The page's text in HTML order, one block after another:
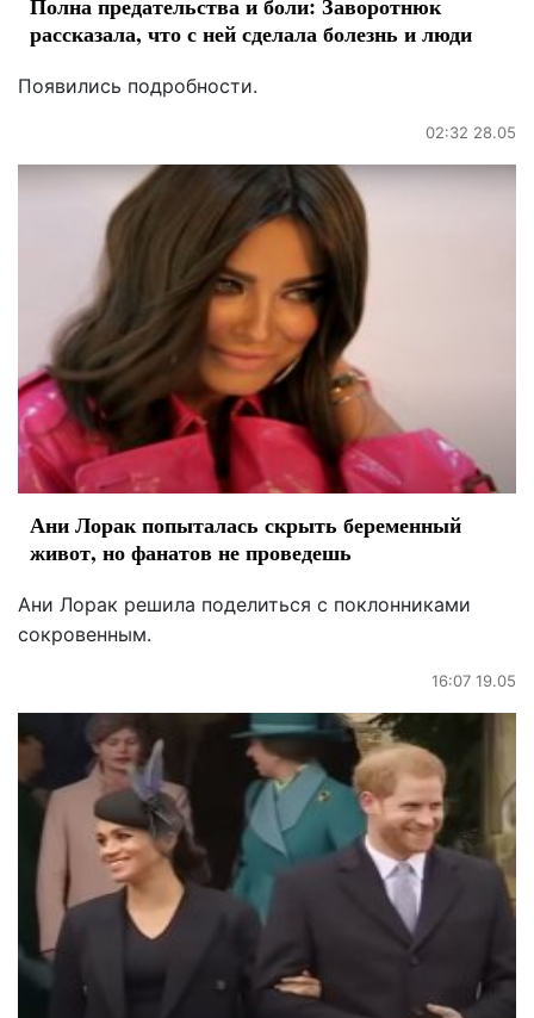
Полна предательства и боли: Заворотнюк
рассказала, что с ней сделала болезнь и люди
Появились подробности.
02:32 28.05
Ани Лорак попыталась скрыть беременный
живот, но фанатов не проведешь
Ани Лорак решила поделиться с поклонниками
сокровенным.
16:07 19.05